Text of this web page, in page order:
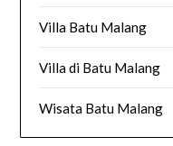
Villa Batu Malang
Villa di Batu Malang
Wisata Batu Malang